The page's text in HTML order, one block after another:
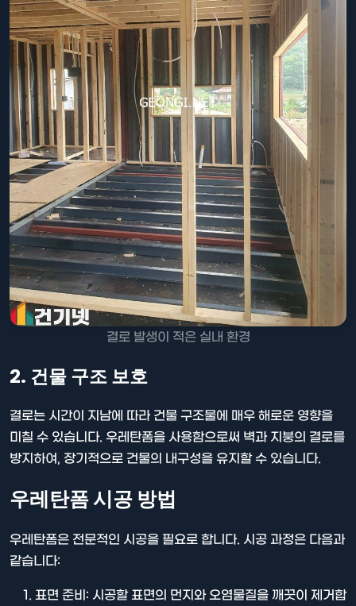
결로 발생이 적은 실내 환경
2. 건물 구조 보호
결로는 시간이 지남에 따라 건물 구조물에 매우 해로운 영향을
미칠 수 있습니다. 우레탄폼을 사용함으로써 벽과 지붕의 결로를
방지하여, 장기적으로 건물의 내구성을 유지할 수 있습니다.
우레탄폼 시공 방법
우레탄폼은 전문적인 시공을 필요로 합니다. 시공 과정은 다음과
같습니다:
표면 준비: 시공할 표면의 먼지와 오염물질을 깨끗이 제거합